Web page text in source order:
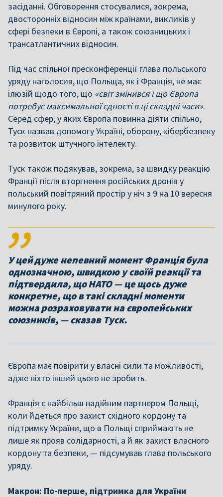
засіданні. Обговорення стосувалися, зокрема,
двосторонніх відносин між країнами, викликів у
сфері безпеки в Європі, а також союзницьких і
трансатлантичних відносин.
Під час спільної пресконференції глава польського
уряду наголосив, що Польща, як і Франція, не має
ілюзій щодо того, що «світ змінився і що Європа
потребує максимальної єдності в ці складні часи».
Серед сфер, у яких Європа повинна діяти спільно,
Туск назвав допомогу Україні, оборону, кібербезпеку
та розвиток штучного інтелекту.
Туск також подякував, зокрема, за швидку реакцію
Франції після вторгнення російських дронів у
польський повітряний простір у ніч з 9 на 10 вересня
минулого року.
У цей дуже непевний момент Франція була
однозначною, швидкою у своїй реакції та
підтвердила, що НАТО — це щось дуже
конкретне, що в такі складні моменти
можна розраховувати на європейських
союзників, — сказав Туск.
Європа має повірити у власні сили та можливості,
адже ніхто інший цього не зробить.
Франція є найбільш надійним партнером Польщі,
коли йдеться про захист східного кордону та
підтримку України, що в Польщі сприймають не
лише як прояв солідарності, а й як захист власного
кордону та безпеки, — підсумував глава польського
уряду.
Макрон: По-перше, підтримка для України